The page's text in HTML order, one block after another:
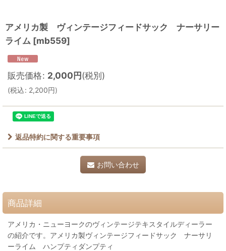
アメリカ製 ヴィンテージフィードサック ナーサリー
ライム [mb559]
販売価格: 2,000円(税別)
(税込: 2,200円)
返品特約に関する重要事項
お問い合わせ
商品詳細
アメリカ・ニューヨークのヴィンテージテキスタイルディーラー
の紹介です。アメリカ製ヴィンテージフィードサック ナーサリ
ーライム ハンプティダンプティ